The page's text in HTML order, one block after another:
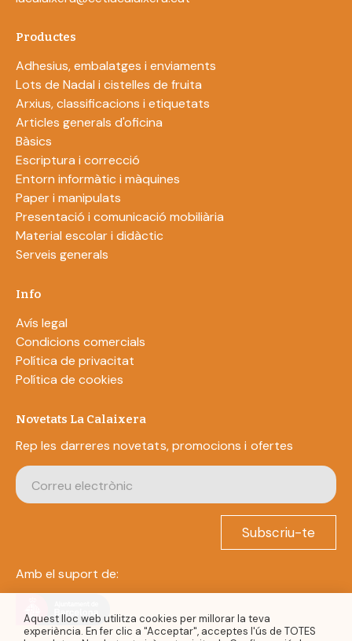
Productes
Adhesius, embalatges i enviaments
Lots de Nadal i cistelles de fruita
Arxius, classificacions i etiquetats
Articles generals d'oficina
Bàsics
Escriptura i correcció
Entorn informàtic i màquines
Paper i manipulats
Presentació i comunicació mobiliària
Material escolar i didàctic
Serveis generals
Info
Avís legal
Condicions comercials
Política de privacitat
Política de cookies
Novetats La Calaixera
Rep les darreres novetats, promocions i ofertes
Subscriu-te
Amb el suport de:
Aquest lloc web utilitza cookies per millorar la teva
experiència. En fer clic a "Acceptar", acceptes l'ús de TOTES